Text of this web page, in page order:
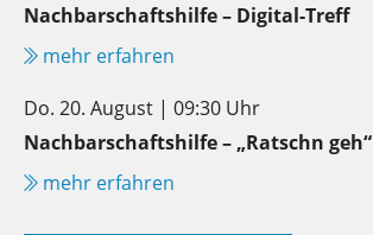
Nachbarschaftshilfe – Digital-Treff
mehr erfahren
Do. 20. August | 09:30 Uhr
Nachbarschaftshilfe – „Ratschn geh“
mehr erfahren